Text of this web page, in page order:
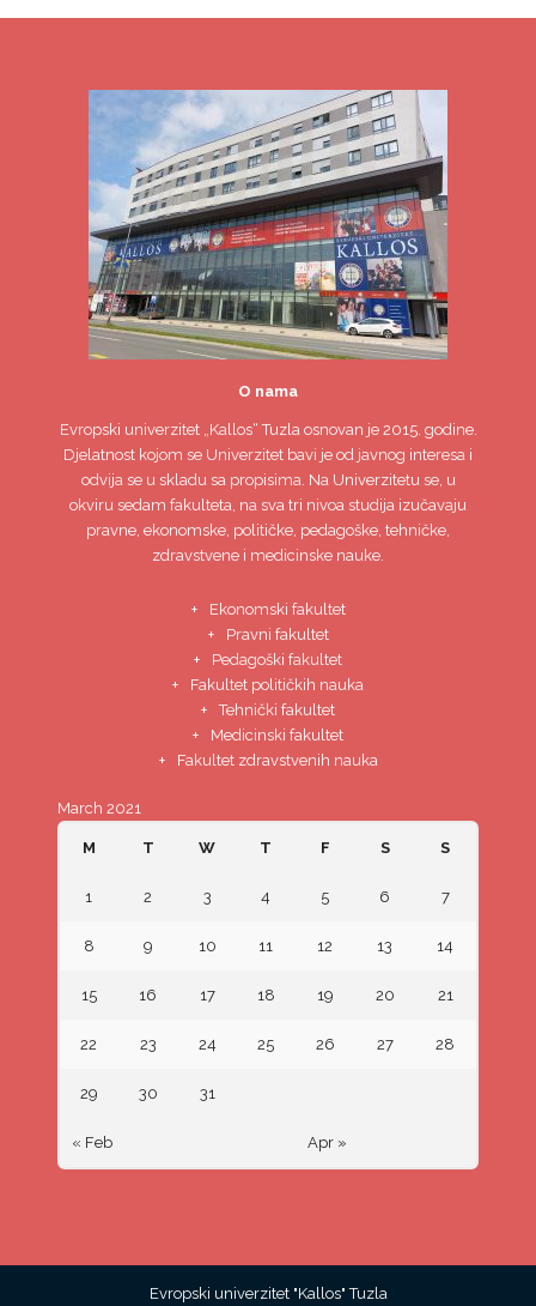
O nama
Evropski univerzitet„Kallos“ Tuzla osnovan je 2015. godine.
Djelatnost kojom se Univerzitet bavi je od javnog interesa i
odvija se u skladu sa propisima. Na Univerzitetu se, u
okviru sedam fakulteta, na sva tri nivoa studija izučavaju
pravne, ekonomske, političke, pedagoške, tehničke,
zdravstvene i medicinske nauke.
Ekonomski fakultet
Pravni fakultet
Pedagoški fakultet
Fakultet političkih nauka
Tehnički fakultet
Medicinski fakultet
Fakultet zdravstvenih nauka
March 2021
M T W T F S S
« Feb Apr »
1 2 3 4 5 6 7
8 9 10 11 12 13 14
15 16 17 18 19 20 21
22 23 24 25 26 27 28
29 30 31
Evropski univerzitet "Kallos" Tuzla